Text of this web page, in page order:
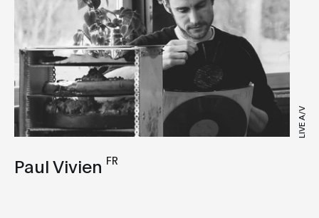
LIVE A/V
Paul Vivien FR